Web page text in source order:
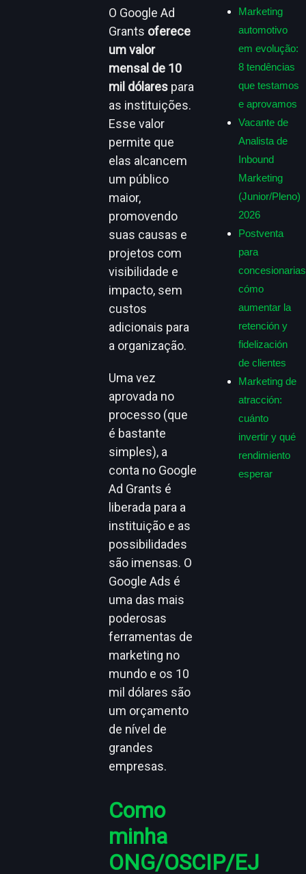
O Google Ad
Grants oferece
um valor
mensal de 10
mil dólares para
as instituições.
Esse valor
permite que
elas alcancem
um público
maior,
promovendo
suas causas e
projetos com
visibilidade e
impacto, sem
custos
adicionais para
a organização.
Uma vez
aprovada no
processo (que
é bastante
simples), a
conta no Google
Ad Grants é
liberada para a
instituição e as
possibilidades
são imensas. O
Google Ads é
uma das mais
poderosas
ferramentas de
marketing no
mundo e os 10
mil dólares são
um orçamento
de nível de
grandes
empresas.
Como
minha
ONG/OSCIP/EJ
Marketing
automotivo
em evolução:
8 tendências
que testamos
e aprovamos
Vacante de
Analista de
Inbound
Marketing
(Junior/Pleno)
2026
Postventa
para
cómo
aumentar la
retención y
fidelización
de clientes
Marketing de
atracción:
cuánto
invertir y qué
rendimiento
esperar